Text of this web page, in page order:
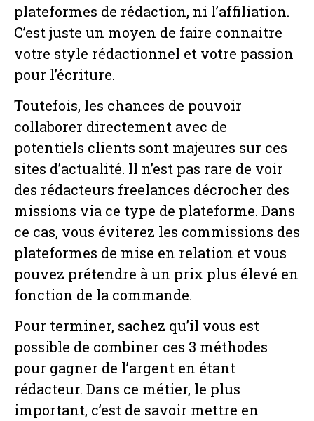
plateformes de rédaction, ni l’affiliation.
C’est juste un moyen de faire connaitre
votre style rédactionnel et votre passion
pour l’écriture.
Toutefois, les chances de pouvoir
collaborer directement avec de
potentiels clients sont majeures sur ces
sites d’actualité. Il n’est pas rare de voir
des rédacteurs freelances décrocher des
missions via ce type de plateforme. Dans
ce cas, vous éviterez les commissions des
plateformes de mise en relation et vous
pouvez prétendre à un prix plus élevé en
fonction de la commande.
Pour terminer, sachez qu’il vous est
possible de combiner ces 3 méthodes
pour gagner de l’argent en étant
rédacteur. Dans ce métier, le plus
important, c’est de savoir mettre en